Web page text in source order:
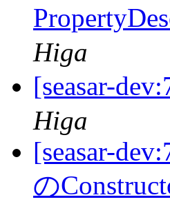
Higa
[seasar-
Higa
[seasar-
の